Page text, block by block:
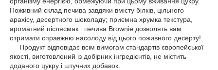
Поживний склад печива завдяки вмісту білків, цільного
арахісу, десертного шоколаду; приємна хрумка текстура,
ароматний післясмак печива Brownie дозволять вам
отримати справжню насолоду від цього поживного десерту!
Продукт відповідає всім вимогам стандартів європейської
якості, виготовлений із добірних інгредієнтів, не містить
доданого цукру і штучних добавок.